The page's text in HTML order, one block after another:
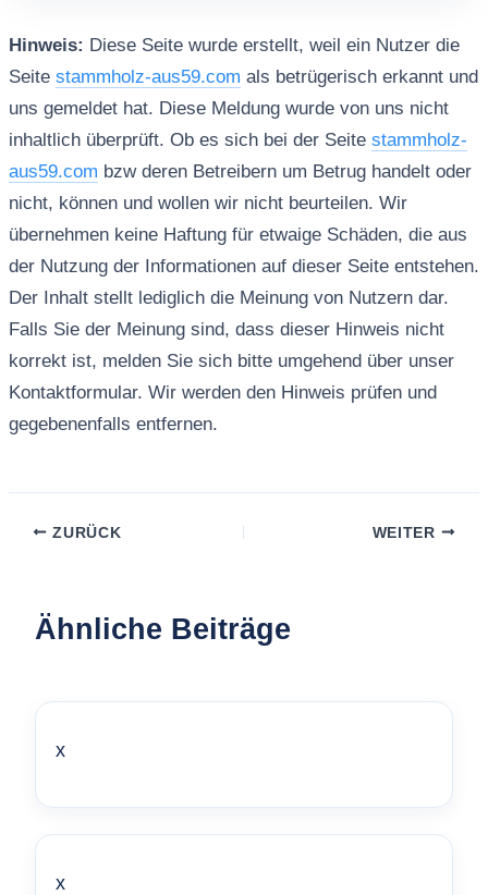
Hinweis: Diese Seite wurde erstellt, weil ein Nutzer die
Seite stammholz-aus59.com als betrügerisch erkannt und
uns gemeldet hat. Diese Meldung wurde von uns nicht
inhaltlich überprüft. Ob es sich bei der Seite stammholz-
aus59.com bzw deren Betreibern um Betrug handelt oder
nicht, können und wollen wir nicht beurteilen. Wir
übernehmen keine Haftung für etwaige Schäden, die aus
der Nutzung der Informationen auf dieser Seite entstehen.
Der Inhalt stellt lediglich die Meinung von Nutzern dar.
Falls Sie der Meinung sind, dass dieser Hinweis nicht
korrekt ist, melden Sie sich bitte umgehend über unser
Kontaktformular. Wir werden den Hinweis prüfen und
gegebenenfalls entfernen.
ZURÜCK WEITER
Ähnliche Beiträge
x
x